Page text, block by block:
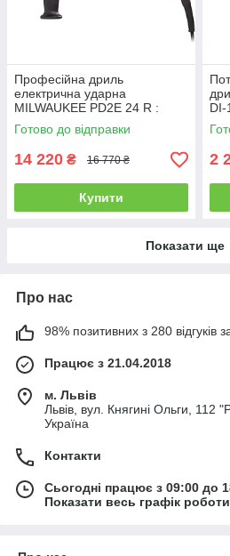
Професійна дриль
електрична ударна
MILWAUKEE PD2E 24 R :
1020 Вт (4933419595)
Готово до відправки
14 220 ₴ 16 770 ₴
Купити
DI-
2
Показати ще
Про нас
98% позитивних з 280 відгуків
Працює з 21.04.2018
м. Львів
Львів, вул. Княгині Ольги, 112
Україна
Контакти
Сьогодні працює з 09:00 до
Показати весь графік роботи